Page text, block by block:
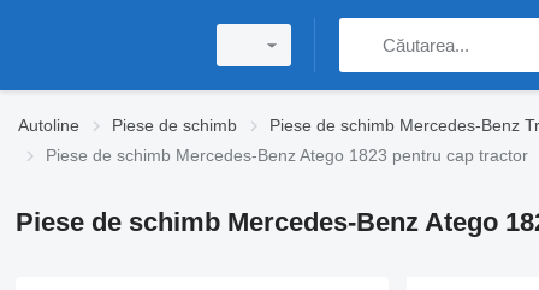
Autoline Piese de schimb Piese de schimb Mercedes-Benz
Piese de schimb Mercedes-Benz Atego 1823 pentru cap tractor
Piese de schimb Mercedes-Benz Atego